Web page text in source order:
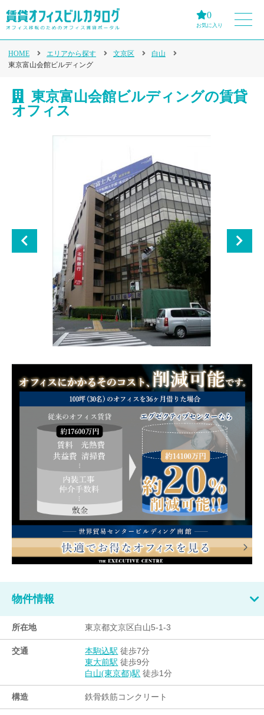
0
お気に入り
HOME エリアから探す 文京区
白山
東京富山会館ビルディング
東京富山会館ビルディングの賃貸
オフィス
物件情報
所在地 東京都文京区白山5-1-3
交通 本駒込駅 徒歩7分
東大前駅 徒歩9分
白山(東京都)駅 徒歩1分
構造 鉄骨鉄筋コンクリート